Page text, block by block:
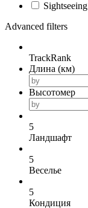
Sightseeing
Advanced filters
TrackRank
Длина (км)
Высотомер
5
Ландшафт
5
Веселье
5
Кондиция